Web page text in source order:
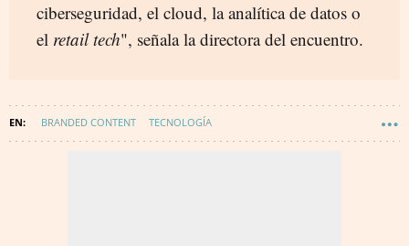
ciberseguridad, el cloud, la analítica de datos o
el retail tech", señala la directora del encuentro.
BRANDED CONTENT TECNOLOGÍA